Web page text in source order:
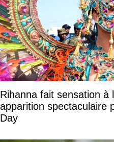
Rihanna fait sensation à
apparition spectaculaire
Day